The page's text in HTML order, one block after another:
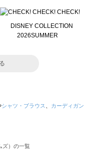
シャツ・ブラウス
カーディガン
ズ）の一覧